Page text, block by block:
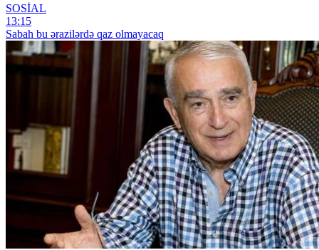
SOSİAL
13:15
Sabah bu ərazilərdə qaz olmayacaq